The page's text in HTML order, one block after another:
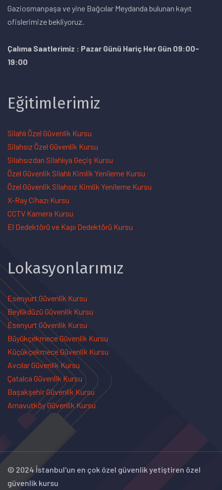
Gaziosmanpaşa ve yine Bağcılar Meydanda bulunan kayıt
ofislerimize bekliyoruz.
Çalıma Saatlerimiz : Pazar Günü Hariç Her Gün 09:00-
19:00
Eğitimlerimiz
Silahlı Özel Güvenlik Kursu
Silahsız Özel Güvenlik Kursu
Silahsızdan Silahlıya Geçiş Kursu
Özel Güvenlik Silahlı Kimlik Yenileme Kursu
Özel Güvenlik Silahsız Kimlik Yenileme Kursu
X-Ray Cihazı Kursu
CCTV Kamera Kursu
El Dedektörü ve Kapı Dedektörü Kursu
Lokasyonlarımız
Esenyurt Güvenlik Kursu
Beylikdüzü Güvenlik Kursu
Esenyurt Güvenlik Kursu
Büyükçekmece Güvenlik Kursu
Küçükçekmece Güvenlik Kursu
Avcılar Güvenlik Kursu
Çatalca Güvenlik Kursu
Başakşehir Güvenlik Kursu
Arnavutköy Güvenlik Kursu
© 2024 İstanbul'un en çok özel güvenlik yetiştiren özel
güvenlik kursu